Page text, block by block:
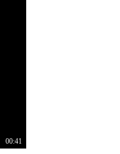
00:41